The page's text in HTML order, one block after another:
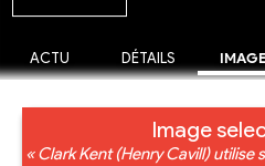
ACTU DÉTAILS
Image
« Clark Kent (Henry Cavill) utilise